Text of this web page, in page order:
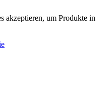
akzeptieren, um Produkte in